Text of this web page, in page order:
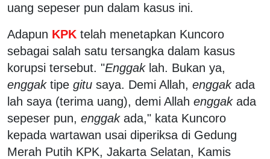
uang sepeser pun dalam kasus ini.
Adapun KPK telah menetapkan Kuncoro
sebagai salah satu tersangka dalam kasus
korupsi tersebut. "Enggaklah. Bukan ya,
enggaktipe gitu saya. Demi Allah, enggakada
lah saya (terima uang), demi Allah enggakada
sepeser pun, enggakada," kata Kuncoro
kepada wartawan usai diperiksa di Gedung
Merah Putih KPK, Jakarta Selatan, Kamis